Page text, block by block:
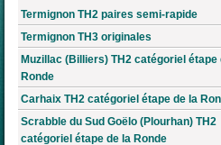
Termignon TH2 paires semi-rapide
Termignon TH3 originales
Muzillac (Billiers) TH2 catégoriel étape
Ronde
Carhaix TH2 catégoriel étape de la
Scrabble du Sud Goëlo (Plourhan) TH2
catégoriel étape de la Ronde